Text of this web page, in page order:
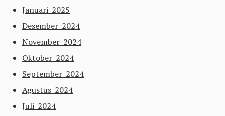
Januari 2025
Desember 2024
November 2024
Oktober 2024
September 2024
Agustus 2024
Juli 2024